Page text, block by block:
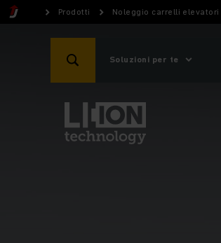
Prodotti Noleggio carrelli elevatori
Soluzioni per te